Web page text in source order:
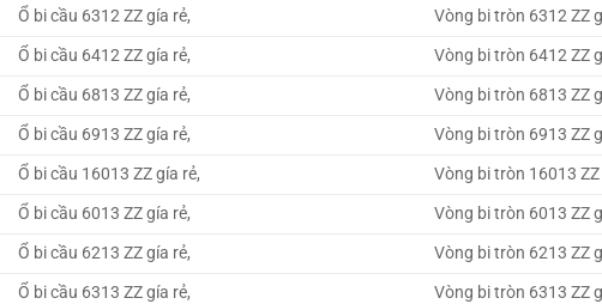
Ổ bi cầu 6312 ZZ gía rẻ,
Vòng bi tròn 6312 ZZ
Ổ bi cầu 6412 ZZ gía rẻ,
Vòng bi tròn 6412 ZZ
Ổ bi cầu 6813 ZZ gía rẻ,
Vòng bi tròn 6813 ZZ
Ổ bi cầu 6913 ZZ gía rẻ,
Vòng bi tròn 6913 ZZ
Ổ bi cầu 16013 ZZ gía rẻ,
Vòng bi tròn 16013 ZZ
Ổ bi cầu 6013 ZZ gía rẻ,
Vòng bi tròn 6013 ZZ
Ổ bi cầu 6213 ZZ gía rẻ,
Vòng bi tròn 6213 ZZ
Ổ bi cầu 6313 ZZ gía rẻ, Vòng bi tròn 6313 ZZ